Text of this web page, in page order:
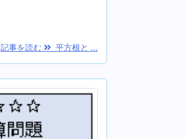
記事を読む 平方根と ...